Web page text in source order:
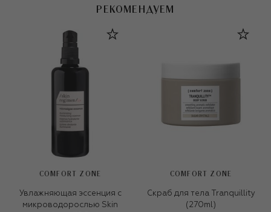
РЕКОМЕНДУЕМ
COMFORT ZONE
Увлажняющая эссенция с
микроводорослью Skin
COMFORT ZONE
Скраб для тела Tranquillity
(270ml)